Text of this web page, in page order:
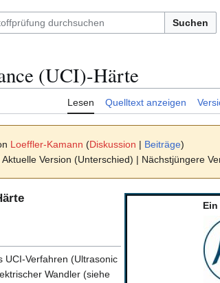
Suchen
(UCI)-Härte
Lesen Quelltext anzeigen
Loeffler-Kamann (Diskussion | Beiträge)
Aktuelle Version (Unterschied) | Nächstjüngere
UCI-Verfahren (Ultrasonic
Wandler (siehe